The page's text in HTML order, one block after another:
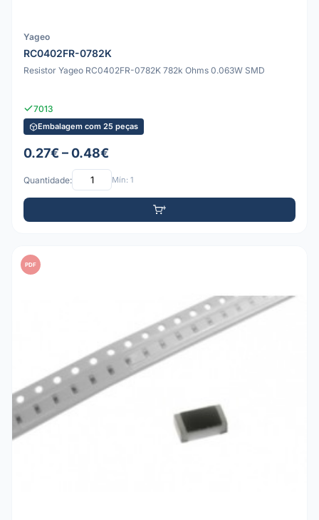
Yageo
RC0402FR-0782K
Resistor Yageo RC0402FR-0782K 782k Ohms 0.063W SMD
7013
Embalagem com 25 peças
0.27€ – 0.48€
Quantidade: Mín: 1
PDF